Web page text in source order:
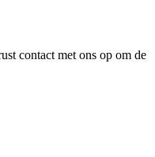
contact met ons op om de